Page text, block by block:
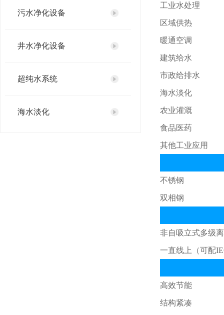
污水净化设备
井水净化设备
超纯水系统
海水淡化
工业水处理
区域供热
暖通空调
建筑给水
市政给排水
海水淡化
农业灌溉
食品医药
其他工业应用
不锈钢
双相钢
非自吸立式多级离
一直线上（可配
高效节能
结构紧凑